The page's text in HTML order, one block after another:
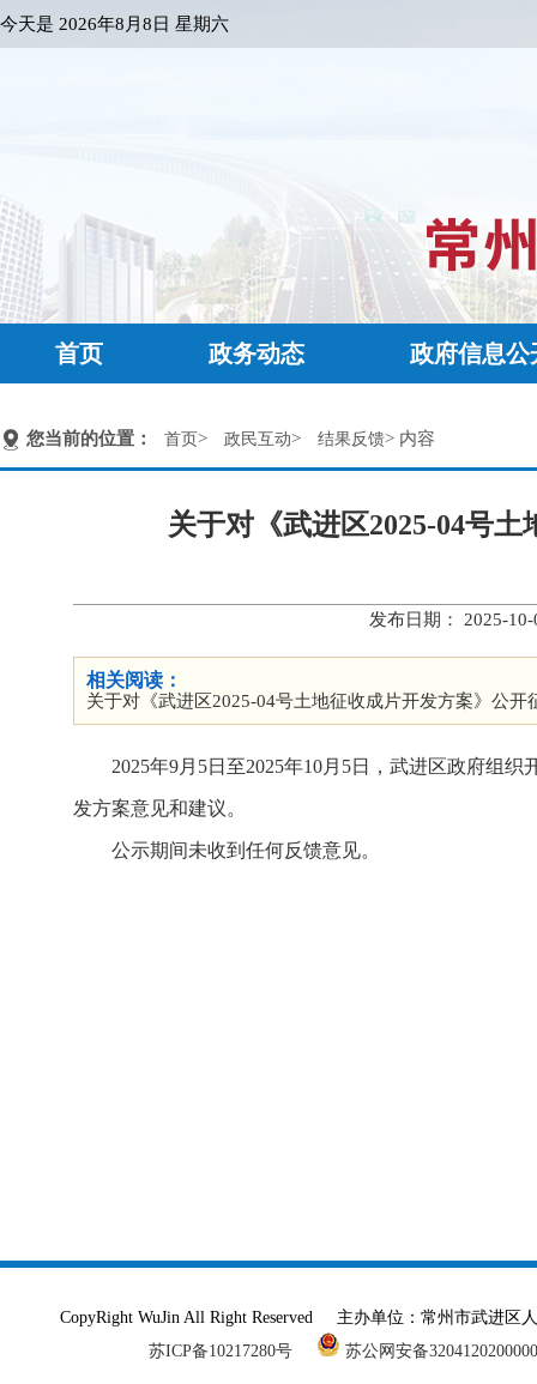
今天是 2026年8月8日 星期六
首页 政务动态 政府信息公
您当前的位置： 首页> 政民互动> 结果反馈> 内容
关于对《武进区2025-04号
发布日期： 2025-
相关阅读：
关于对《武进区2025-04号土地征收成片开发方案》公开
2025年9月5日至2025年10月5日，武进区政府组
发方案意见和建议。
公示期间未收到任何反馈意见。
CopyRight WuJin All Right Reserved 主办单位：常州市武进
苏ICP备10217280号
苏公网安备